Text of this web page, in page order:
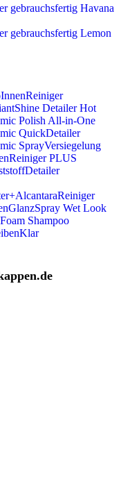
gebrauchsfertig Havana
gebrauchsfertig Lemon
DetailerHot
Polish All-in-One
QuickDetailer
SprayVersiegelung
PLUS
Wet Look
Shampoo